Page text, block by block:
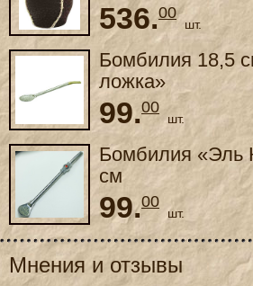
536.00
шт.
Бомбилия 18,5
ложка»
99.00
шт.
Бомбилия «Эль
см
99.00
шт.
Мнения и отзывы